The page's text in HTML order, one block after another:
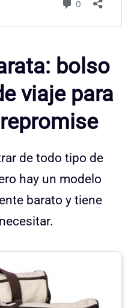
bolso
viaje para
de todo tipo de
hay un modelo
barato y tiene